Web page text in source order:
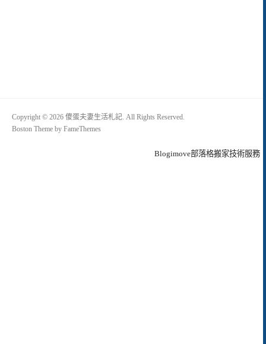
Copyright © 2026 傻蛋夫妻生活札記. All Rights Reserved.
Boston Theme by FameThemes
Blogimove部落格搬家技術服務